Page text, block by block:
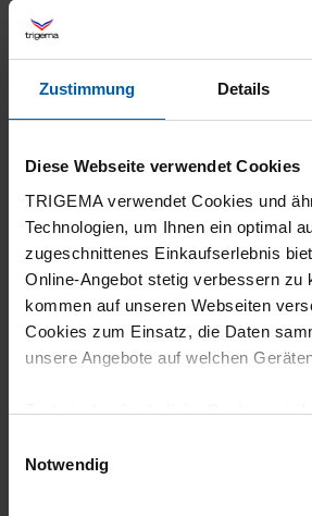
Zustimmung Details
Diese Webseite verwendet Cookies
TRIGEMA verwendet Cookies und
Technologien, um Ihnen ein optimal
zugeschnittenes Einkaufserlebnis
Online-Angebot stetig verbessern zu
kommen auf unseren Webseiten
Cookies zum Einsatz, die Daten
unsere Angebote auf welchen
Technisch erforderliche Cookies sind
grundlegende Funktionen wie etwa
Notwendig
Sehr gute Qualität
5
Alles zufriedenstellend.
klasse Qualität und der Preis
Qualität ist unschlagbar.